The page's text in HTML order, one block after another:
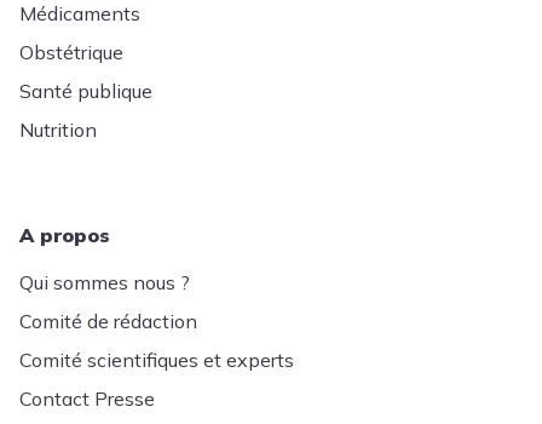
Médicaments
Obstétrique
Santé publique
Nutrition
A propos
Qui sommes nous ?
Comité de rédaction
Comité scientifiques et experts
Contact Presse